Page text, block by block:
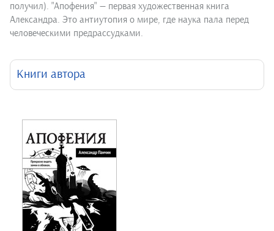
получил). "Апофения" — первая художественная книга
Александра. Это антиутопия о мире, где наука пала перед
человеческими предрассудками.
Книги автора